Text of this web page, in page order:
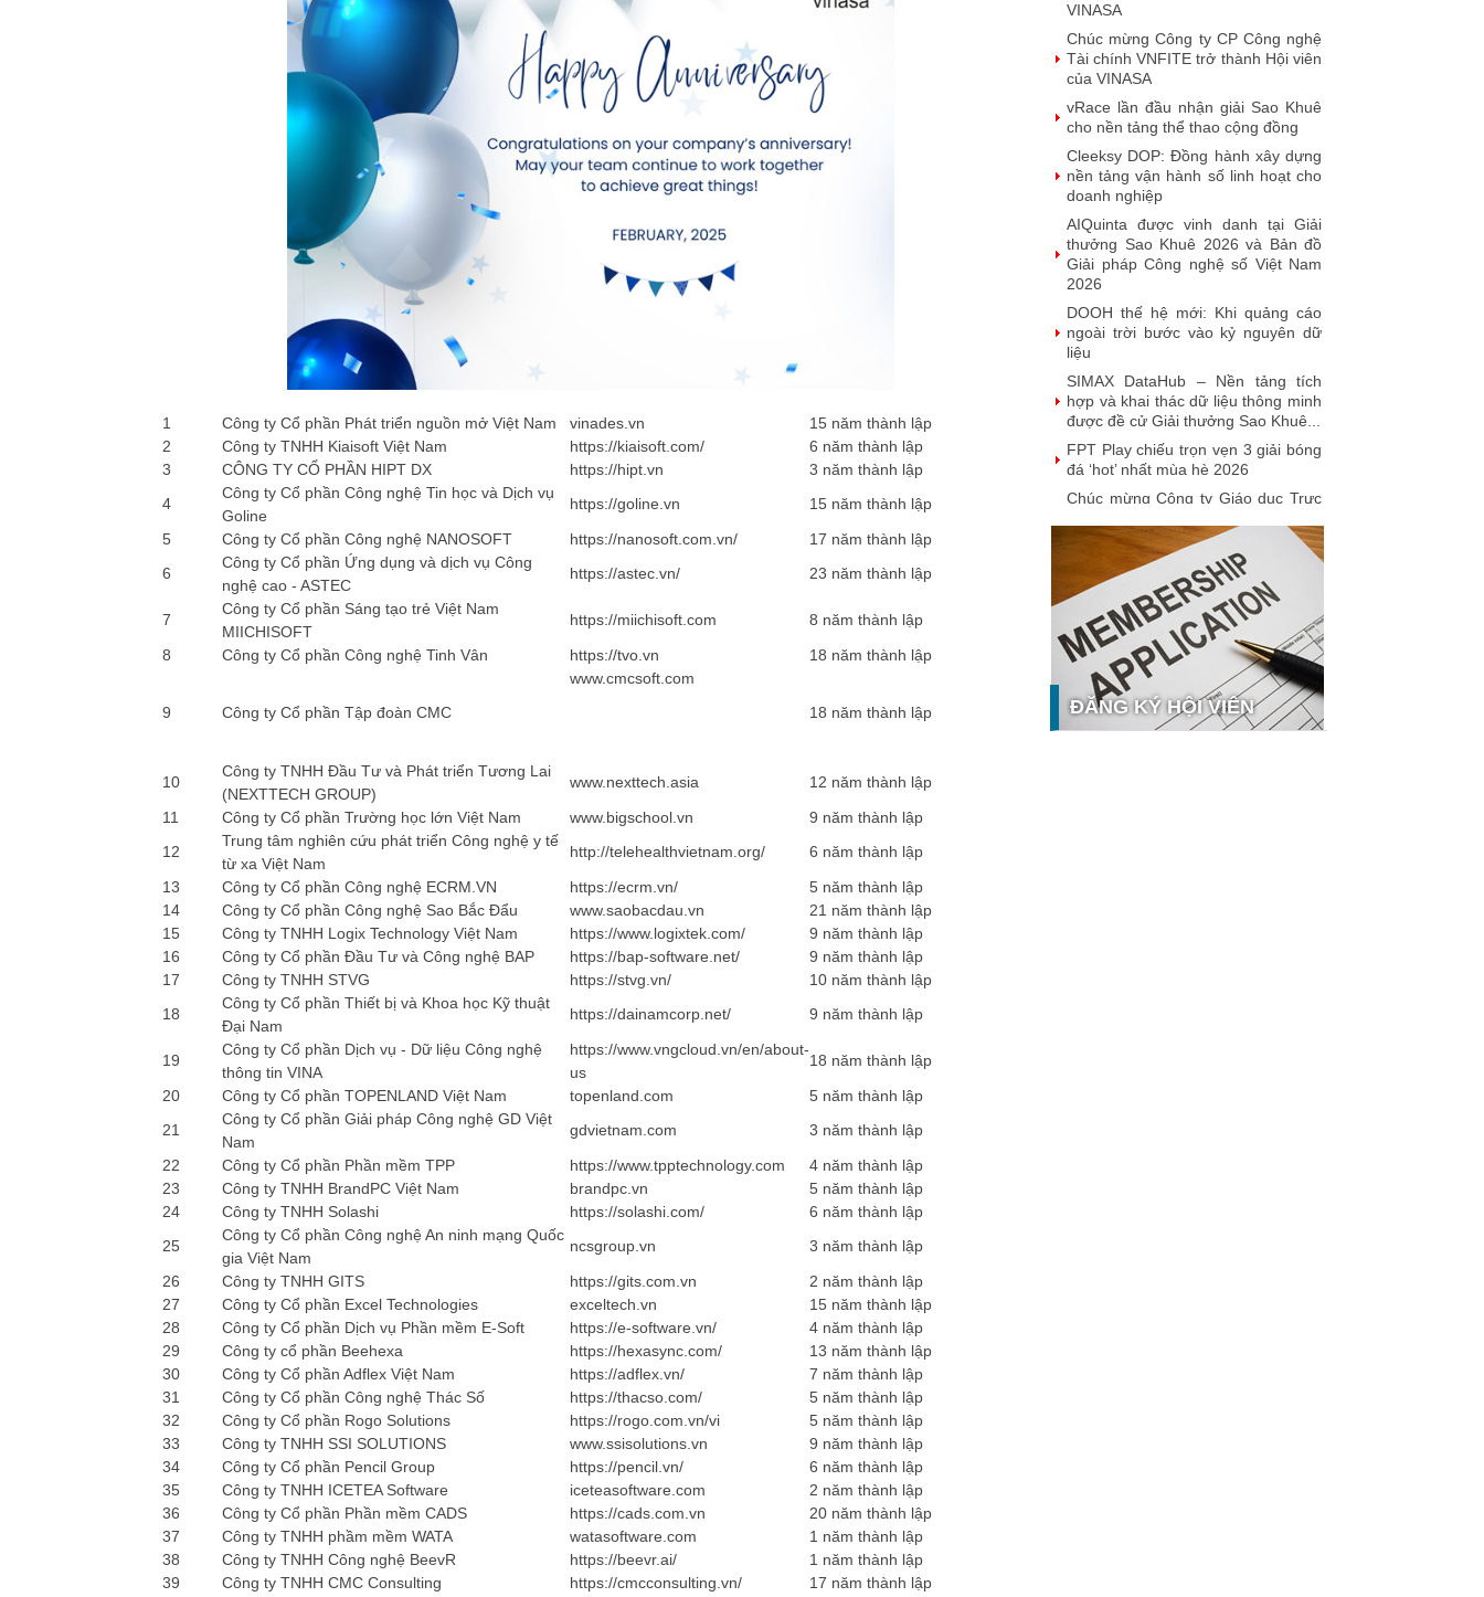
1 Công ty Cổ phần Phát triển nguồn mở Việt Nam vinades.vn
15 năm thành lập
2
Công ty TNHH Kiaisoft Việt Nam https://kiaisoft.com/
6 năm thành lập
3
CÔNG TY CỔ PHẦN HIPT DX https://hipt.vn
3 năm thành lập
4
Công ty Cổ phần Công nghệ Tin học và Dịch vụ
Goline
https://goline.vn
15 năm thành lập
5
Công ty Cổ phần Công nghệ NANOSOFT https://nanosoft.com.vn/
17 năm thành lập
6
Công ty Cổ phần Ứng dụng và dịch vụ Công
nghệ cao - ASTEC
https://astec.vn/ 23 năm thành lập
7
Công ty Cổ phần Sáng tạo trẻ Việt Nam
MIICHISOFT
https://miichisoft.com
8 năm thành lập
8
Công ty Cổ phần Công nghệ Tinh Vân https://tvo.vn 18 năm thành lập
9 Công ty Cổ phần Tập đoàn CMC
www.cmcsoft.com
18 năm thành lập
10
Công ty TNHH Đầu Tư và Phát triển Tương Lai
(NEXTTECH GROUP)
www.nexttech.asia
12 năm thành lập
11
Công ty Cổ phần Trường học lớn Việt Nam www.bigschool.vn
9 năm thành lập
12
Trung tâm nghiên cứu phát triển Công nghệ y tế
từ xa Việt Nam
http://telehealthvietnam.org/
6 năm thành lập
13
Công ty Cổ phần Công nghệ ECRM.VN https://ecrm.vn/
5 năm thành lập
14
Công ty Cổ phần Công nghệ Sao Bắc Đẩu www.saobacdau.vn
21 năm thành lập
15
Công ty TNHH Logix Technology Việt Nam https://www.logixtek.com/
9 năm thành lập
16
Công ty Cổ phần Đầu Tư và Công nghệ BAP https://bap-software.net/
9 năm thành lập
17
Công ty TNHH STVG https://stvg.vn/
10 năm thành lập
18
Công ty Cổ phần Thiết bị và Khoa học Kỹ thuật
Đại Nam
https://dainamcorp.net/ 9 năm thành lập
19
Công ty Cổ phần Dịch vụ - Dữ liệu Công nghệ
thông tin VINA
https://www.vngcloud.vn/en/about-
us
18 năm thành lập
20
Công ty Cổ phần TOPENLAND Việt Nam topenland.com
5 năm thành lập
21
Công ty Cổ phần Giải pháp Công nghệ GD Việt
Nam
gdvietnam.com
3 năm thành lập
22
Công ty Cổ phần Phần mềm TPP https://www.tpptechnology.com
4 năm thành lập
23
Công ty TNHH BrandPC Việt Nam brandpc.vn
5 năm thành lập
24
Công ty TNHH Solashi https://solashi.com/
6 năm thành lập
25
Công ty Cổ phần Công nghệ An ninh mạng Quốc
gia Việt Nam
ncsgroup.vn
3 năm thành lập
26
Công ty TNHH GITS https://gits.com.vn
2 năm thành lập
27
Công ty Cổ phần Excel Technologies exceltech.vn
15 năm thành lập
28
Công ty Cổ phần Dịch vụ Phần mềm E-Soft https://e-software.vn/
4 năm thành lập
29
Công ty cổ phần Beehexa https://hexasync.com/
13 năm thành lập
30
Công ty Cổ phần Adflex Việt Nam https://adflex.vn/
7 năm thành lập
31
Công ty Cổ phần Công nghệ Thác Số https://thacso.com/
5 năm thành lập
32
Công ty Cổ phần Rogo Solutions https://rogo.com.vn/vi
5 năm thành lập
33
Công ty TNHH SSI SOLUTIONS www.ssisolutions.vn
9 năm thành lập
34
Công ty Cổ phần Pencil Group https://pencil.vn/
6 năm thành lập
35
Công ty TNHH ICETEA Software iceteasoftware.com
2 năm thành lập
36
Công ty Cổ phần Phần mềm CADS https://cads.com.vn
20 năm thành lập
37
Công ty TNHH phầm mềm WATA watasoftware.com
1 năm thành lập
38
Công ty TNHH Công nghệ BeevR https://beevr.ai/
1 năm thành lập
39
Công ty TNHH CMC Consulting https://cmcconsulting.vn/
17 năm thành lập
lần thứ 23
Talent Solution - giải pháp tuyển
dụng ứng dụng AI được vinh danh
tại Sao Khuê 2026
NashTech: 26 năm phát triển, 18
năm liên tiếp được vinh danh tại
Giải thưởng Sao Khuê
VINASA chúc mừng sinh nhật Hội
viên tháng 7
MobiFone IT được vinh danh tại giải
thưởng Sao Khuê 2026 và ghi danh
trên Bản đồ Giải pháp Công...
SoftMart Đạt Giải Sao Khuê 2026
với FlexCLC — Giải Pháp Quản Lý
Toàn Diện Vòng Đời Tài Sản Bảo
Đảm
VUS đạt giải thưởng Sao Khuê
2026: Khẳng định vị thế tiên phong
trong công nghệ giáo dục (EdTech)
Từ Quán quân Sota Tank đến Sao
Khuê 5 sao 2026: Hành trình đưa
người Việt ra thế giới của Saydi AI
nghiệp: NoteX và hành trình chinh
phục Giải thưởng Sao Khuê 2026
Vietnam Tech Map 2026 công bố bộ
câu hỏi mẫu cho 30 lĩnh vực công
nghệ và thị trường
Giải pháp PGx của GeneStory: Lời
giải cho bài toán tự chủ công nghệ y
tế số tại Sao Khuê 2026
Ứng dụng nhận diện cuộc gọi
ĐĂNG KÝ HỘI VIÊN
Đăng ký hội viên để hưởng